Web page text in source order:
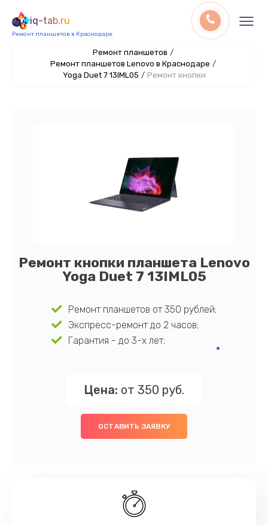
iq-tab.ru
Ремонт планшетов в Краснодаре
Ремонт планшетов /
Ремонт планшетов Lenovo в Краснодаре /
Yoga Duet 7 13IML05 / Ремонт кнопки
Ремонт кнопки планшета Lenovo
Yoga Duet 7 13IML05
Ремонт планшетов от 350 рублей;
Экспресс-ремонт до 2 часов;
Гарантия - до 3-х лет;
Цена: от 350 руб.
ОСТАВИТЬ ЗАЯВКУ